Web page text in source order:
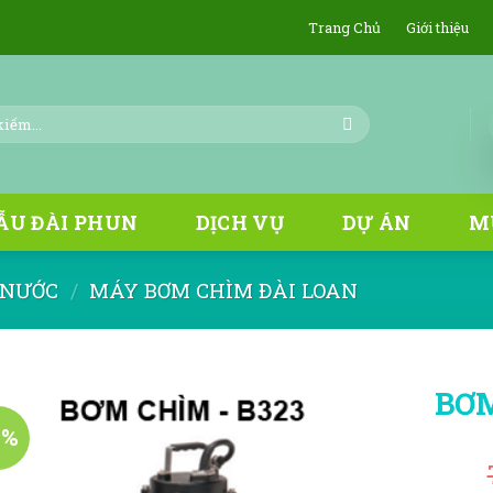
Trang Chủ Giới thiệu
ĐÀI PHUN DỊCH VỤ DỰ ÁN
/ MÁY BƠM CHÌM ĐÀI LOAN